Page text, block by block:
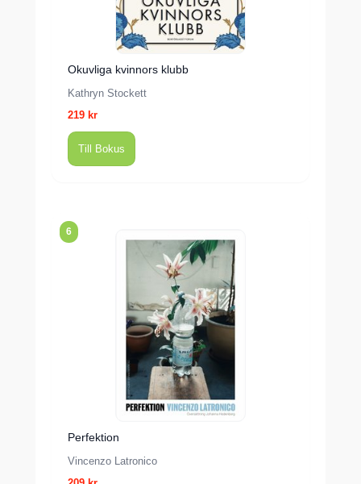
Okuvliga kvinnors klubb
Kathryn Stockett
219 kr
Till Bokus
6
Perfektion
Vincenzo Latronico